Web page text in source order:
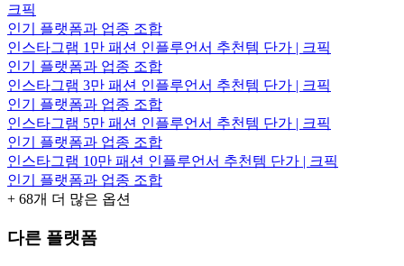
크픽
인기 플랫폼과 업종 조합
인스타그램 1만 패션 인플루언서 추천템 단가 | 크픽
인기 플랫폼과 업종 조합
인스타그램 3만 패션 인플루언서 추천템 단가 | 크픽
인기 플랫폼과 업종 조합
인스타그램 5만 패션 인플루언서 추천템 단가 | 크픽
인기 플랫폼과 업종 조합
인스타그램 10만 패션 인플루언서 추천템 단가 | 크픽
인기 플랫폼과 업종 조합
+ 68개 더 많은 옵션
다른 플랫폼